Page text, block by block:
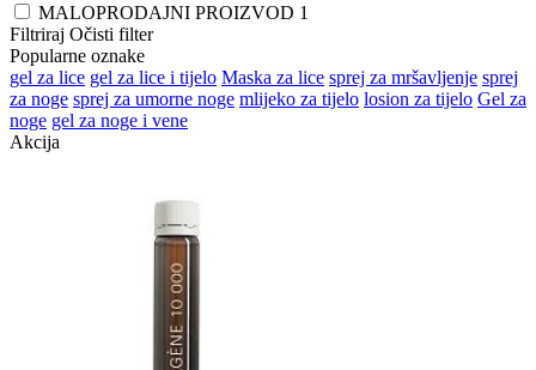
MALOPRODAJNI PROIZVOD 1
Filtriraj Očisti filter
Popularne oznake
gel za lice gel za lice i tijelo Maska za lice sprej za mršavljenje sprej
za noge sprej za umorne noge mlijeko za tijelo losion za tijelo Gel za
noge gel za noge i vene
Akcija